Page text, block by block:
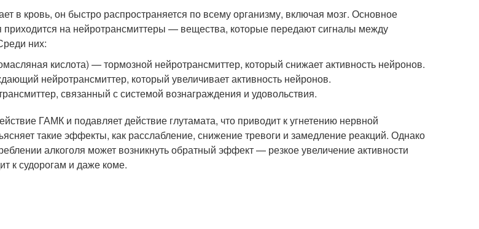
в кровь, он быстро распространяется по всему организму, включая мозг. Основное
приходится на нейротрансмиттеры — вещества, которые передают сигналы между
них:
кислота) — тормозной нейротрансмиттер, который снижает активность нейронов.
нейротрансмиттер, который увеличивает активность нейронов.
связанный с системой вознаграждения и удовольствия.
ГАМК и подавляет действие глутамата, что приводит к угнетению нервной
такие эффекты, как расслабление, снижение тревоги и замедление реакций. Однако
алкоголя может возникнуть обратный эффект — резкое увеличение активности
к судорогам и даже коме.